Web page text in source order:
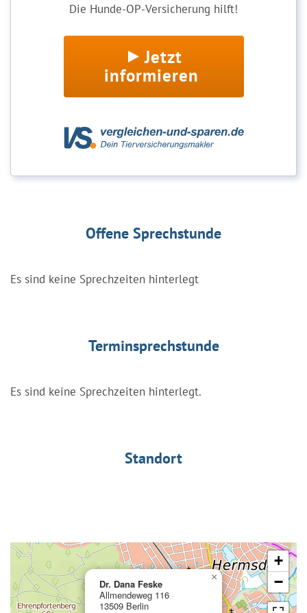
Die Hunde-OP-Versicherung hilft!
Jetzt
informieren
Offene Sprechstunde
Es sind keine Sprechzeiten hinterlegt
Terminsprechstunde
Es sind keine Sprechzeiten hinterlegt.
Standort
Dr. Dana Feske
Allmendeweg 116
13509 Berlin
×
+
−